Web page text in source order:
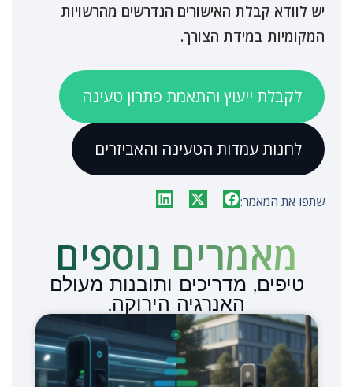
יש לוודא קבלת האישורים הנדרשים מהרשויות
המקומיות במידת הצורך.
לקבלת ייעוץ והתאמת פתרון טעינה
לחנות עמדות הטעינה והאביזרים
שתפו את המאמר:
מאמרים נוספים​
טיפים, מדריכים ותובנות מעולם
האנרגיה הירוקה.